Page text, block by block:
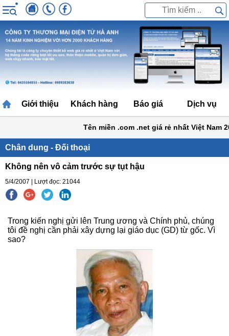
Giới thiệu Khách hàng Báo giá Dịch vụ
Tên miền .com .net giá rẻ nhất Việt Nam
Chân dung - Đối thoại
Không nên vô cảm trước sự tụt hậu
5/4/2007 | Lượt đọc: 21044
Trong kiến nghị gửi lên Trung ương và Chính phủ, chúng
tôi đề nghị cần phải xây dựng lại giáo dục (GD) từ gốc. Vì
sao?